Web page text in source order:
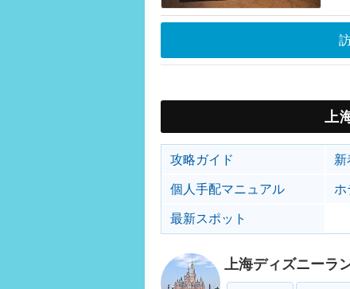
上
攻略ガイド 新
個人手配マニュアル
最新スポット
上海ディズニーラ